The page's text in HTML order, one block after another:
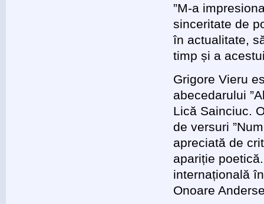
”M-a
sinceritate de
în actualitate,
timp și a
Grigore Vieru
abecedarului
Lică Sainciuc.
de versuri
apreciată de
apariție
internațională
Onoare